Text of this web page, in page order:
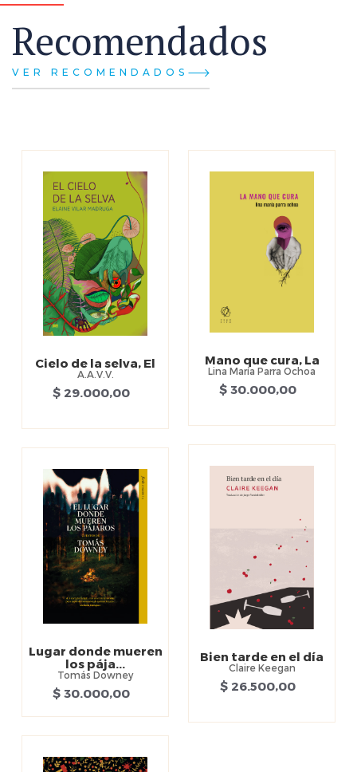
Recomendados
VER RECOMENDADOS
Cielo de la selva, El
A.A.V.V.
$ 29.000,00
Mano que cura, La
Lina María Parra Ochoa
$ 30.000,00
Bien tarde en el día
Claire Keegan
$ 26.500,00
Lugar donde mueren
los pája...
Tomás Downey
$ 30.000,00